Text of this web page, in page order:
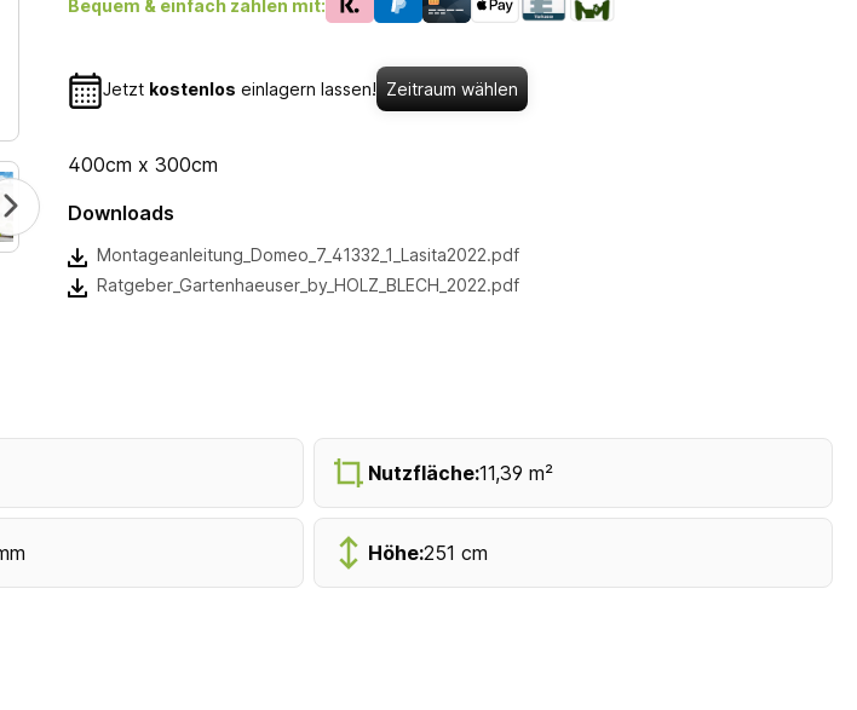
Bequem & einfach zahlen mit:
Jetzt kostenlos einlagern lassen! Zeitraum wählen
400cm x 300cm
Downloads
Montageanleitung_Domeo_7_41332_1_Lasita2022.pdf
Ratgeber_Gartenhaeuser_by_HOLZ_BLECH_2022.pdf
Nutzfläche:11,39 m²
Höhe:251 cm